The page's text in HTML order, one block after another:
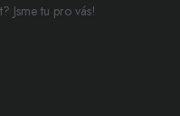
Jsme tu pro vás!